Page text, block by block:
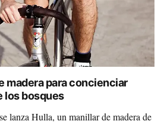
madera para concienciar
los bosques
lanza Hulla, un manillar de madera de